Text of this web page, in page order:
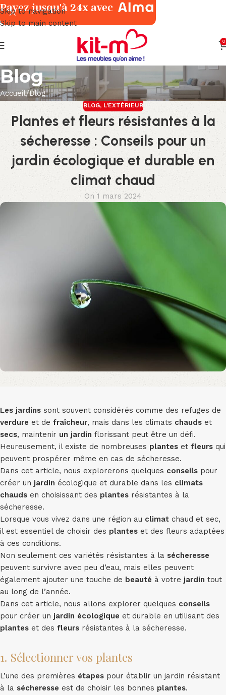
Skip to navigation
Skip to main content
0
Blog
Accueil Blog
BLOG, L'EXTÉRIEUR
Plantes et fleurs résistantes à la
sécheresse : Conseils pour un
jardin écologique et durable en
climat chaud
On 1 mars 2024
Les jardins sont souvent considérés comme des refuges de
verdure et de fraîcheur, mais dans les climats chauds et
secs, maintenir un jardin florissant peut être un défi.
Heureusement, il existe de nombreuses plantes et fleurs qui
peuvent prospérer même en cas de sécheresse.
Dans cet article, nous explorerons quelques conseils pour
créer un jardin écologique et durable dans les climats
chauds en choisissant des plantes résistantes à la
sécheresse.
Lorsque vous vivez dans une région au climat chaud et sec,
il est essentiel de choisir des plantes et des fleurs adaptées
à ces conditions.
Non seulement ces variétés résistantes à la sécheresse
peuvent survivre avec peu d’eau, mais elles peuvent
également ajouter une touche de beauté à votre jardin tout
au long de l’année.
Dans cet article, nous allons explorer quelques conseils
pour créer un jardin écologique et durable en utilisant des
plantes et des fleurs résistantes à la sécheresse.
1. Sélectionner vos plantes
L’une des premières étapes pour établir un jardin résistant
à la sécheresse est de choisir les bonnes plantes.
Payez jusqu'à 24x avec